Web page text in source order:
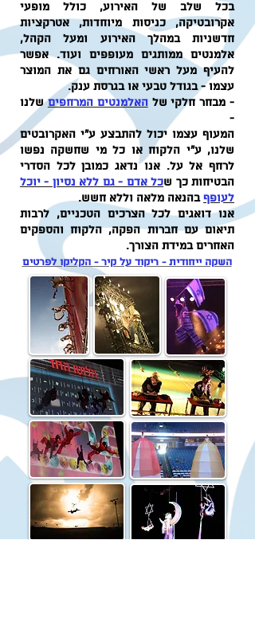
בכל שלב של האירוע, כולל מופעי
אקרובטיקה, כניסות מיוחדות, אטרקציות
חדשניות במהלך האירוע ומעל הקהל,
אלמנטים ממותגים מעופפים ועוד. אפשר
להעיף מעל ראשי האורחים גם את המוצר
עצמו - בגודל טבעי או בגרסת ענק.
- מבחר חלקי של האלמנטים המרחפים שלנו
-
המעוף עצמו יכול להתבצע ע"י האקרובטים
שלנו, ע"י הלקוח או כל מי שחשקה נפשו
לרחף אל על. אנו נדאג כמובן לכל הסדרי
הבטיחות כך שכל אדם - גם ללא נסיון - יוכל
לעופף בהנאה מלאה וללא חשש.
אנו דואגים לכל הצרכים הטכניים, לרבות
תיאום עם חברות הפקה, הלקוח והספקים
האחרים במידת הצורך.
השקה ייחודית - ריקוד על קיר - הקליקו לפרטים